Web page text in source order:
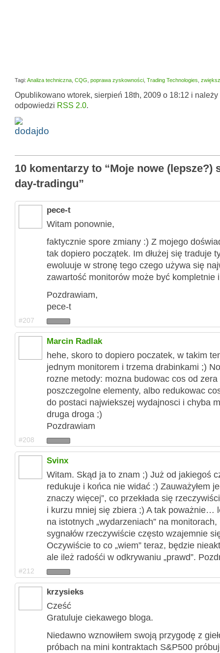
Tagi: Analiza techniczna CQG poprawa zyskowności Trading Technologies
Opublikowano wtorek, sierpień 18th, 2009 o 18:12 i
odpowiedzi RSS 2.0.
10 komentarzy to “Moje nowe (lepsze?)
day-tradingu”
pece-t
Witam ponownie,
faktycznie spore zmiany :) Z mojego
tak dopiero początek. Im dłużej się traduje
ewoluuje w stronę tego czego używa się
zawartość monitorów może być kompletnie
Pozdrawiam,
pece-t
#207
Marcin Radlak
hehe, skoro to dopiero poczatek, w takim
jednym monitorem i trzema drabinkami ;)
rozne metody: mozna budowac cos od zera
poszczegolne elementy, albo redukowac
do postaci najwiekszej wydajnosci i chyba
druga droga ;)
Pozdrawiam
#208
Svinx
Witam. Skąd ja to znam ;) Już od jakiegoś
redukuje i końca nie widać :) Zauważyłem
znaczy więcej”, co przekłada się
i kurzu mniej się zbiera ;) A tak poważnie…
na istotnych „wydarzeniach” na monitorach,
sygnałów rzeczywiście często wzajemnie
Oczywiście to co „wiem” teraz, będzie
ale ileż radośći w odkrywaniu „prawd”.
#212
krzysieks
Cześć
Gratuluje ciekawego bloga.
Niedawno wznowiłem swoją przygodę z
próbach na mini kontraktach S&P500